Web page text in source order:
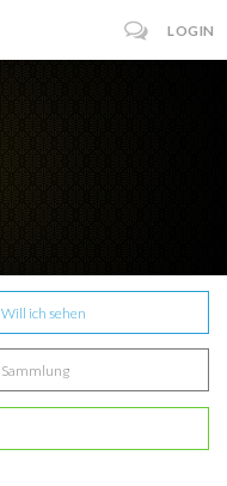
LOGIN
Will ich sehen
Sammlung